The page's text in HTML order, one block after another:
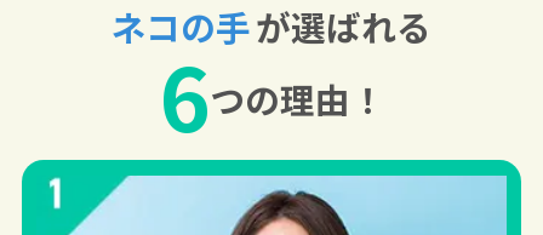
ネコの手が選ばれる
6つの理由！